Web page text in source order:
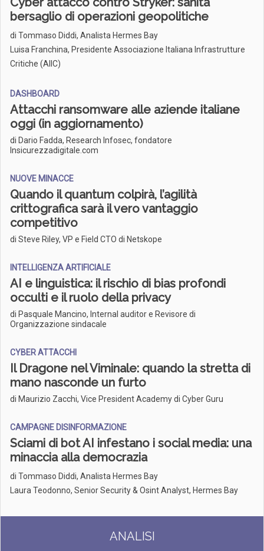
bersaglio di operazioni geopolitiche
di Tommaso Diddi, Analista Hermes Bay
Luisa Franchina, Presidente Associazione Italiana Infrastrutture
Critiche (AIIC)
DASHBOARD
Attacchi ransomware alle aziende italiane
oggi (in aggiornamento)
di Dario Fadda, Research Infosec, fondatore
Insicurezzadigitale.com
NUOVE MINACCE
Quando il quantum colpirà, l’agilità
crittografica sarà il vero vantaggio
competitivo
di Steve Riley, VP e Field CTO di Netskope
INTELLIGENZA ARTIFICIALE
AI e linguistica: il rischio di bias profondi
occulti e il ruolo della privacy
di Pasquale Mancino, Internal auditor e Revisore di
Organizzazione sindacale
CYBER ATTACCHI
Il Dragone nel Viminale: quando la stretta di
mano nasconde un furto
di Maurizio Zacchi, Vice President Academy di Cyber Guru
CAMPAGNE DISINFORMAZIONE
Sciami di bot AI infestano i social media: una
minaccia alla democrazia
di Tommaso Diddi, Analista Hermes Bay
Laura Teodonno, Senior Security & Osint Analyst, Hermes Bay
ANALISI